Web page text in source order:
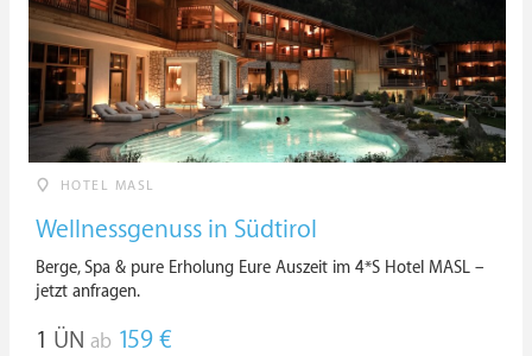
HOTEL MASL
Wellnessgenuss in Südtirol
Berge, Spa & pure Erholung Eure Auszeit im 4*S Hotel MASL –
jetzt anfragen.
1 ÜN ab 159 €